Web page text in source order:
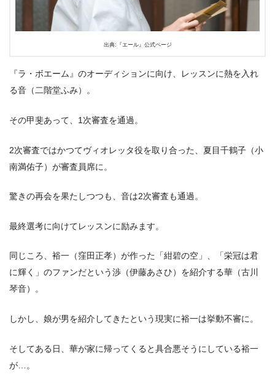
出典:『エール』公式ページ
『ラ・ボエーム』のオーディションに向け、レッスンに熱を入れ
る音（二階堂ふみ）。
その甲斐あって、1次審査を通過。
2次審査ではかつてヴィオレッタ役を取り合った、夏目千鶴子（小
南満佑子）が審査員席に。
驚きの再会を果たしつつも、音は2次審査も通過。
最終選考に向けてレッスンに励みます。
同じころ、裕一（窪田正孝）が作った「紺碧の空」、「栄冠は君
に輝く」のファンだという渉（伊藤あさひ）を紹介する華（古川
琴音）。
しかし、娘が男を紹介してきたという現実に裕一は挙動不審に。
そしてある日、華が家に帰ってくると具合悪そうにしている裕一
が…。